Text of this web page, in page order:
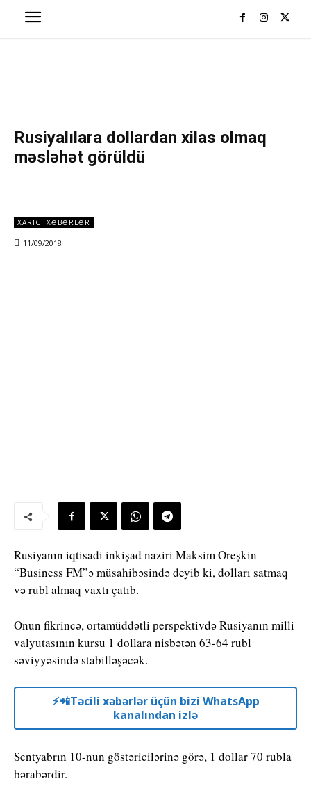
Rusiyalılara dollardan xilas olmaq
məsləhət görüldü
XARICI XƏBƏRLƏR
11/09/2018
Rusiyanın iqtisadi inkişad naziri Maksim Oreşkin
“Business FM”ə müsahibəsində deyib ki, dolları satmaq
və rubl almaq vaxtı çatıb.
Onun fikrincə, ortamüddətli perspektivdə Rusiyanın milli
valyutasının kursu 1 dollara nisbətən 63-64 rubl
səviyyəsində stabilləşəcək.
⚡️📲Təcili xəbərlər üçün bizi WhatsApp
kanalından izlə
Sentyabrın 10-nun göstəricilərinə görə, 1 dollar 70 rubla
bərabərdir.